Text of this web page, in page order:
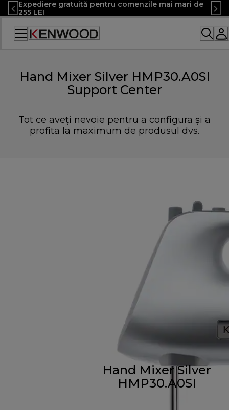
Skip
to
Content
Expediere gratuită pentru comenzile mai mari de
255 LEI
Declarație
Hand Mixer Silver HMP30.A0SI
Support Center
Tot ce aveți nevoie pentru a configura și a
profita la maximum de produsul dvs.
Hand Mixer Silver
HMP30.A0SI